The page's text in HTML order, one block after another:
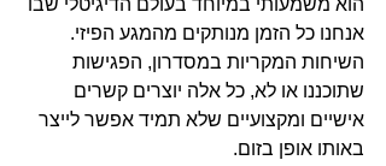
הוא משמעותי במיוחד בעולם הדיגיטלי שבו
אנחנו כל הזמן מנותקים מהמגע הפיזי.
השיחות המקריות במסדרון, הפגישות
שתוכננו או לא, כל אלה יוצרים קשרים
אישיים ומקצועיים שלא תמיד אפשר לייצר
באותו אופן בזום.